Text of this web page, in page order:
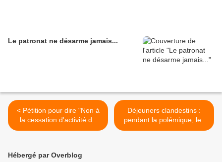
Le patronat ne désarme jamais...
< Pétition pour dire "Non à
la cessation d'activité du
site Knorr de Duppigheim".
Déjeuners clandestins :
pendant la polémique, les
repas continuent >
Hébergé par Overblog